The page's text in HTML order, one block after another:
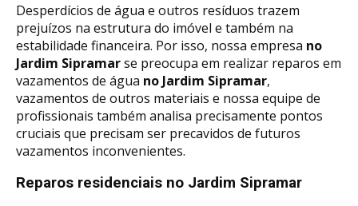
Desperdícios de água e outros resíduos trazem
prejuízos na estrutura do imóvel e também na
estabilidade financeira. Por isso, nossa empresa no
Jardim Sipramarse preocupa em realizar reparos em
vazamentos de água no Jardim Sipramar,
vazamentos de outros materiais e nossa equipe de
profissionais também analisa precisamente pontos
cruciais que precisam ser precavidos de futuros
vazamentos inconvenientes.
Reparos residenciais no Jardim Sipramar